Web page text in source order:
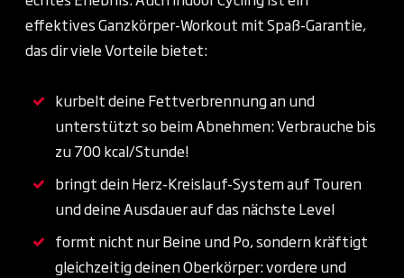
effektives Ganzkörper-Workout mit Spaß-Garantie,
das dir viele Vorteile bietet:
kurbelt deine Fettverbrennung an und
unterstützt so beim Abnehmen: Verbrauche bis
zu 700 kcal/Stunde!
bringt dein Herz-Kreislauf-System auf Touren
und deine Ausdauer auf das nächste Level
formt nicht nur Beine und Po, sondern kräftigt
gleichzeitig deinen Oberkörper: vordere und